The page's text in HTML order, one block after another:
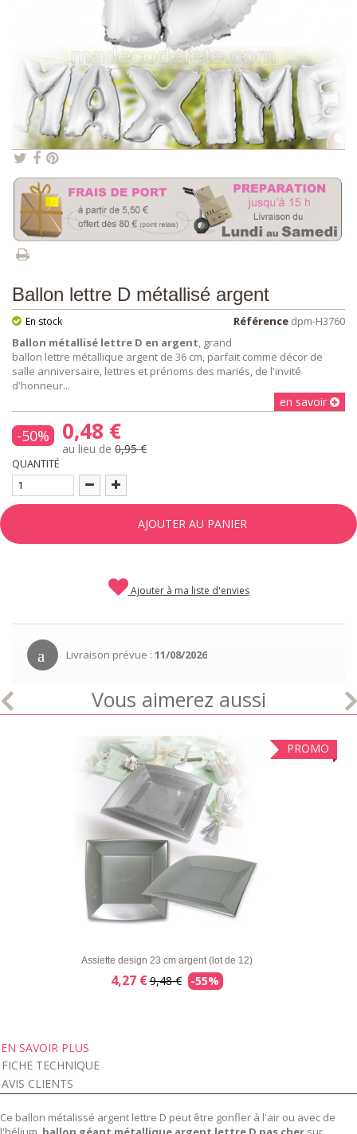
Ballon lettre D métallisé argent
Référence dpm-H3760
En stock
Ballon métallisé lettre D en argent , grand
ballon lettre métallique argent de 36 cm, parfait comme décor de
salle anniversaire, lettres et prénoms des mariés, de l'invité
d'honneur...
en savoir
-50% 0,48 €
au lieu de 0,95 €
QUANTITÉ
AJOUTER AU PANIER
Ajouter à ma liste d'envies
Livraison prévue : 11/08/2026
Vous aimerez aussi
PROMO
APERÇU RAPIDE DÉTAILS
Assiette design 23 cm argent (lot de 12)
4,27 €9,48 € -55%
EN SAVOIR PLUS
FICHE TECHNIQUE
AVIS CLIENTS
Ce ballon métalissé argent lettre D peut être gonfler à l'air ou avec de